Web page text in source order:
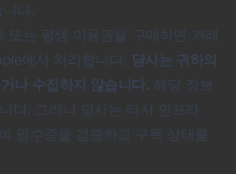
다.
또는 평생 이용권을 구매하면 거래
에서 처리합니다. 당사는 귀하의
나 수집하지 않습니다. 해당 정보
다. 그러나 당사는 타사 인프라
영수증을 검증하고 구독 상태를